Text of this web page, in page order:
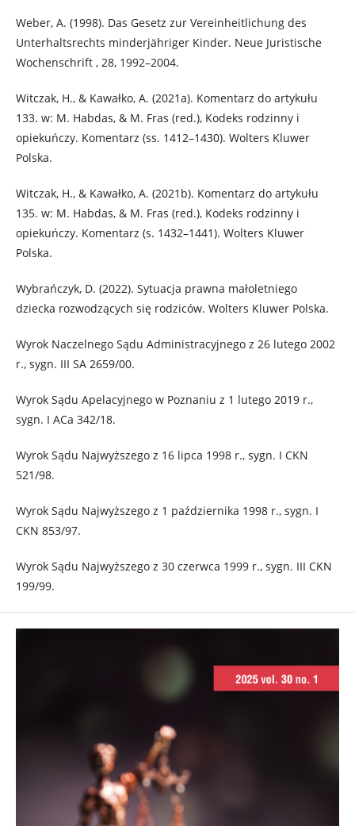
Weber, A. (1998). Das Gesetz zur Vereinheitlichung des
Unterhaltsrechts minderjähriger Kinder. Neue Juristische
Wochenschrift , 28, 1992–2004.
Witczak, H., & Kawałko, A. (2021a). Komentarz do artykułu
133. w: M. Habdas, & M. Fras (red.), Kodeks rodzinny i
opiekuńczy. Komentarz (ss. 1412–1430). Wolters Kluwer
Polska.
Witczak, H., & Kawałko, A. (2021b). Komentarz do artykułu
135. w: M. Habdas, & M. Fras (red.), Kodeks rodzinny i
opiekuńczy. Komentarz (s. 1432–1441). Wolters Kluwer
Polska.
Wybrańczyk, D. (2022). Sytuacja prawna małoletniego
dziecka rozwodzących się rodziców. Wolters Kluwer Polska.
Wyrok Naczelnego Sądu Administracyjnego z 26 lutego 2002
r., sygn. III SA 2659/00.
Wyrok Sądu Apelacyjnego w Poznaniu z 1 lutego 2019 r.,
sygn. I ACa 342/18.
Wyrok Sądu Najwyższego z 16 lipca 1998 r., sygn. I CKN
521/98.
Wyrok Sądu Najwyższego z 1 października 1998 r., sygn. I
CKN 853/97.
Wyrok Sądu Najwyższego z 30 czerwca 1999 r., sygn. III CKN
199/99.